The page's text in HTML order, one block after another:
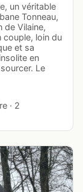
un véritable
Tonneau,
de Vilaine,
couple, loin du
et sa
en
Le
· 2